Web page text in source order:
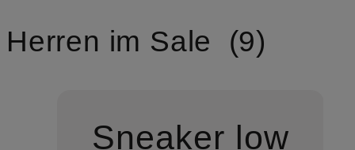
Herren im Sale
9
Sneaker low